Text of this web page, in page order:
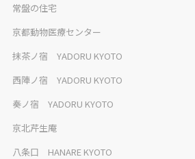
常盤の住宅
京都動物医療センター
抹茶ノ宿 YADORU KYOTO
西陣ノ宿 YADORU KYOTO
奏ノ宿 YADORU KYOTO
京北芹生庵
八条口 HANARE KYOTO